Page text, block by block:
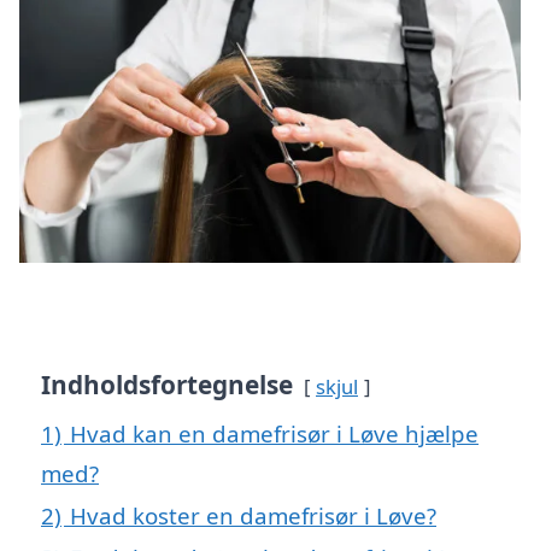
Indholdsfortegnelse skjul
1) Hvad kan en damefrisør i Løve hjælpe
med?
2) Hvad koster en damefrisør i Løve?